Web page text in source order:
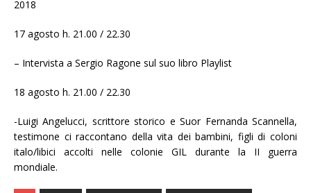
2018
17 agosto h. 21.00 / 22.30
– Intervista a Sergio Ragone sul suo libro Playlist
18 agosto h. 21.00 / 22.30
-Luigi Angelucci, scrittore storico e Suor Fernanda Scannella,
testimone ci raccontano della vita dei bambini, figli di coloni
italo/libici accolti nelle colonie GIL durante la II guerra
mondiale.